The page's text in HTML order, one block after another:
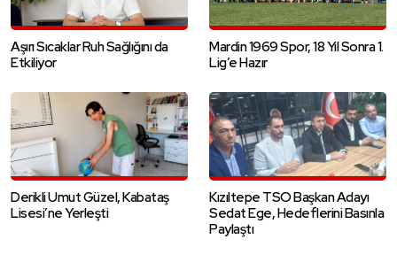
Aşırı Sıcaklar Ruh Sağlığını da
Etkiliyor
Mardin 1969 Spor, 18 Yıl Sonra 1.
Lig’e Hazır
Derikli Umut Güzel, Kabataş
Lisesi’ne Yerleşti
Kızıltepe TSO Başkan Adayı
Sedat Ege, Hedeflerini Basınla
Paylaştı